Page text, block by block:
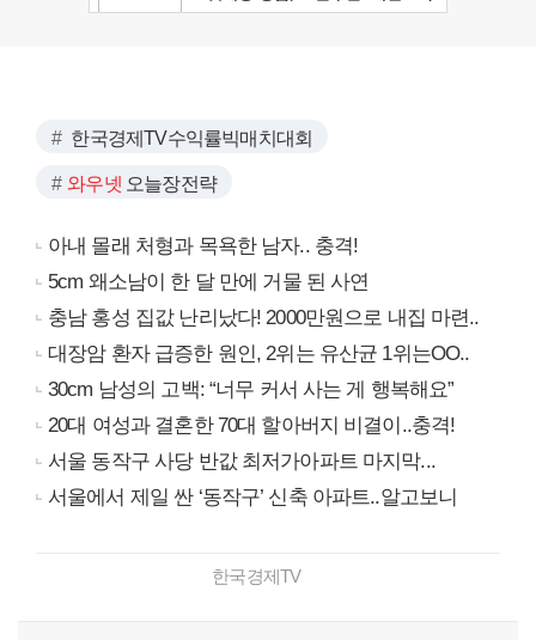
한국경제TV수익률빅매치대회
와우넷 오늘장전략
아내 몰래 처형과 목욕한 남자.. 충격!
5cm 왜소남이 한 달 만에 거물 된 사연
충남 홍성 집값 난리났다! 2000만원으로 내집 마련..
대장암 환자 급증한 원인, 2위는 유산균 1위는OO..
30cm 남성의 고백: “너무 커서 사는 게 행복해요”
20대 여성과 결혼한 70대 할아버지 비결이..충격!
서울 동작구 사당 반값 최저가아파트 마지막...
서울에서 제일 싼 ‘동작구’ 신축 아파트..알고보니
한국경제TV